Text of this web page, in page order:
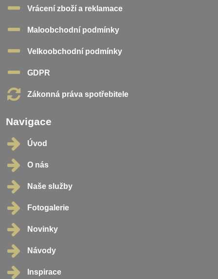
Vrácení zboží a reklamace
Maloobchodní podmínky
Velkoobchodní podmínky
GDPR
Zákonná práva spotřebitele
Navigace
Úvod
O nás
Naše služby
Fotogalerie
Novinky
Návody
Inspirace